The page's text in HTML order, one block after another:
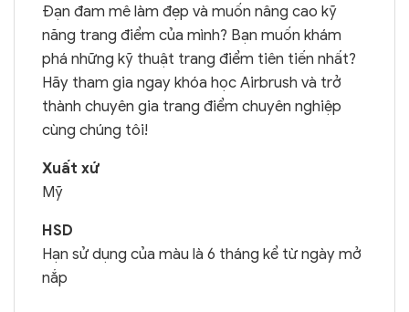
Đạn đam mê làm đẹp và muốn nâng cao kỹ
năng trang điểm của mình? Bạn muốn khám
phá những kỹ thuật trang điểm tiên tiến nhất?
Hãy tham gia ngay khóa học Airbrush và trở
thành chuyên gia trang điểm chuyên nghiệp
cùng chúng tôi!
Xuất xứ
Mỹ
HSD
Hạn sử dụng của màu là 6 tháng kể từ ngày mở
nắp